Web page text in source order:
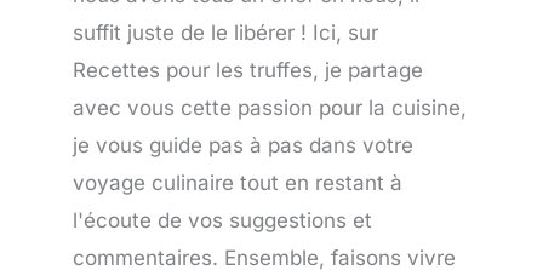
suffit juste de le libérer ! Ici, sur
Recettes pour les truffes, je partage
avec vous cette passion pour la cuisine,
je vous guide pas à pas dans votre
voyage culinaire tout en restant à
l'écoute de vos suggestions et
commentaires. Ensemble, faisons vivre